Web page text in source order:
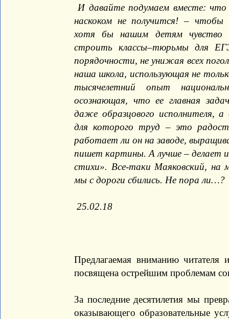
И давайте подумаем вместе:
наскоком не получится! –
хотя бы нашим детям чувство
строить классы–тюрьмы для
порядочности, не унижая всех
наша школа, использующая не
тысячелетний опыт
осознающая, что ее главная
даже образцового исполнителя, а
для которого труд – это
работает ли он на заводе,
пишет картины. А лучше – делает
стихи». Все-таки Маяковский, на
мы с дороги сбились. Не пора ли…?
25.02.18
Предлагаемая вниманию
посвящена острейшим проблемам
За последние десятилетия мы
оказывающего образовательные